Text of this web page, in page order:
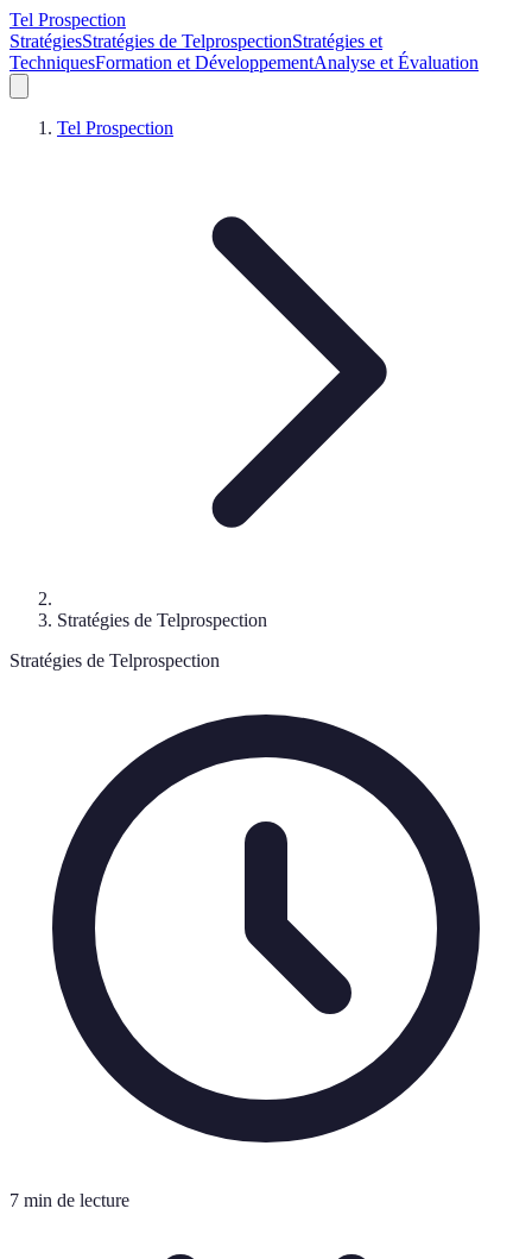
Tel Prospection
StratégiesStratégies de TelprospectionStratégies et
TechniquesFormation et DéveloppementAnalyse et Évaluation
Tel Prospection
Stratégies de Telprospection
Stratégies de Telprospection
7 min de lecture